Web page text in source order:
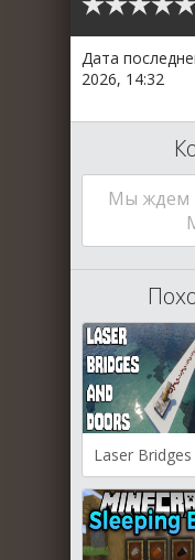
Дата
2026, 14:32
Мы ждем